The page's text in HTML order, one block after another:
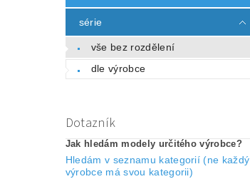
série
vše bez rozdělení
dle výrobce
Dotazník
Jak hledám modely určitého výrobce?
Hledám v seznamu kategorií (ne každý
výrobce má svou kategorii)